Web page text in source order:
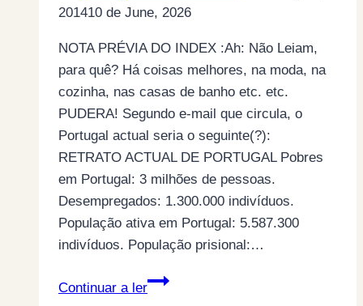
201410 de June, 2026
NOTA PRÉVIA DO INDEX :Ah: Não Leiam,
para quê? Há coisas melhores, na moda, na
cozinha, nas casas de banho etc. etc.
PUDERA! Segundo e-mail que circula, o
Portugal actual seria o seguinte(?):
RETRATO ACTUAL DE PORTUGAL Pobres
em Portugal: 3 milhões de pessoas.
Desempregados: 1.300.000 indivíduos.
População ativa em Portugal: 5.587.300
indivíduos. População prisional:…
Continuar a ler
Do